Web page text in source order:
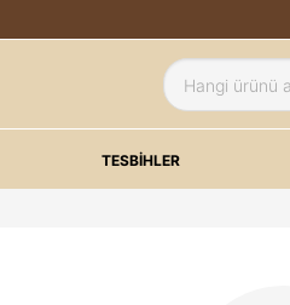
TESBİHLER